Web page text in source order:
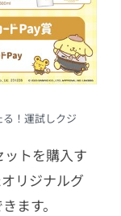
！運試しクジ
ットを購入す
リジナルグ
ます。